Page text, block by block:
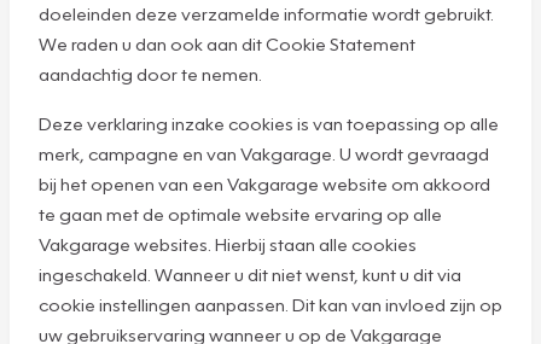
doeleinden deze verzamelde informatie wordt gebruikt.
We raden u dan ook aan dit Cookie Statement
aandachtig door te nemen.
Deze verklaring inzake cookies is van toepassing op alle
merk, campagne en van Vakgarage. U wordt gevraagd
bij het openen van een Vakgarage website om akkoord
te gaan met de optimale website ervaring op alle
Vakgarage websites. Hierbij staan alle cookies
ingeschakeld. Wanneer u dit niet wenst, kunt u dit via
cookie instellingen aanpassen. Dit kan van invloed zijn op
uw gebruikservaring wanneer u op de Vakgarage